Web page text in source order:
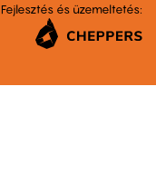
Fejlesztés és üzemeltetés: